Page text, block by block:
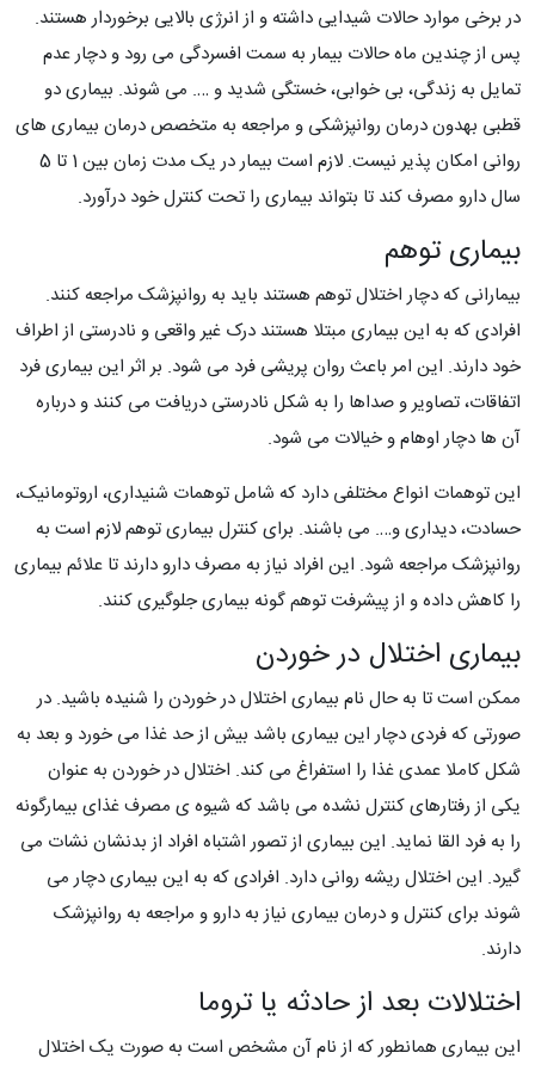
در برخی موارد حالات شیدایی داشته و از انرژی بالایی برخوردار هستند.
پس از چندین ماه حالات بیمار به سمت افسردگی می رود و دچار عدم
تمایل به زندگی، بی خوابی، خستگی شدید و …. می شوند. بیماری دو
قطبی بهدون درمان روانپزشکی و مراجعه به متخصص درمان بیماری های
روانی امکان پذیر نیست. لازم است بیمار در یک مدت زمان بین 1 تا 5
سال دارو مصرف کند تا بتواند بیماری را تحت کنترل خود درآورد.
بیماری توهم
بیمارانی که دچار اختلال توهم هستند باید به روانپزشک مراجعه کنند.
افرادی که به این بیماری مبتلا هستند درک غیر واقعی و نادرستی از اطراف
خود دارند. این امر باعث روان پریشی فرد می شود. بر اثر این بیماری فرد
اتفاقات، تصاویر و صداها را به شکل نادرستی دریافت می کنند و درباره
آن ها دچار اوهام و خیالات می شود.
این توهمات انواع مختلفی دارد که شامل توهمات شنیداری، اروتومانیک،
حسادت، دیداری و…. می باشند. برای کنترل بیماری توهم لازم است به
روانپزشک مراجعه شود. این افراد نیاز به مصرف دارو دارند تا علائم بیماری
را کاهش داده و از پیشرفت توهم گونه بیماری جلوگیری کنند.
بیماری اختلال در خوردن
ممکن است تا به حال نام بیماری اختلال در خوردن را شنیده باشید. در
صورتی که فردی دچار این بیماری باشد بیش از حد غذا می خورد و بعد به
شکل کاملا عمدی غذا را استفراغ می کند. اختلال در خوردن به عنوان
یکی از رفتارهای کنترل نشده می باشد که شیوه ی مصرف غذای بیمارگونه
را به فرد القا نماید. این بیماری از تصور اشتباه افراد از بدنشان نشات می
گیرد. این اختلال ریشه روانی دارد. افرادی که به این بیماری دچار می
شوند برای کنترل و درمان بیماری نیاز به دارو و مراجعه به روانپزشک
دارند.
اختلالات بعد از حادثه یا تروما
این بیماری همانطور که از نام آن مشخص است به صورت یک اختلال